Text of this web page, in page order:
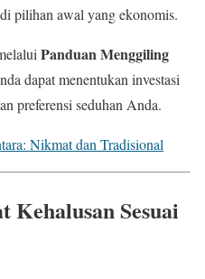
pilihan awal yang ekonomis.
Panduan Menggiling
dapat menentukan investasi
preferensi seduhan Anda.
Nikmat dan Tradisional
Kehalusan Sesuai